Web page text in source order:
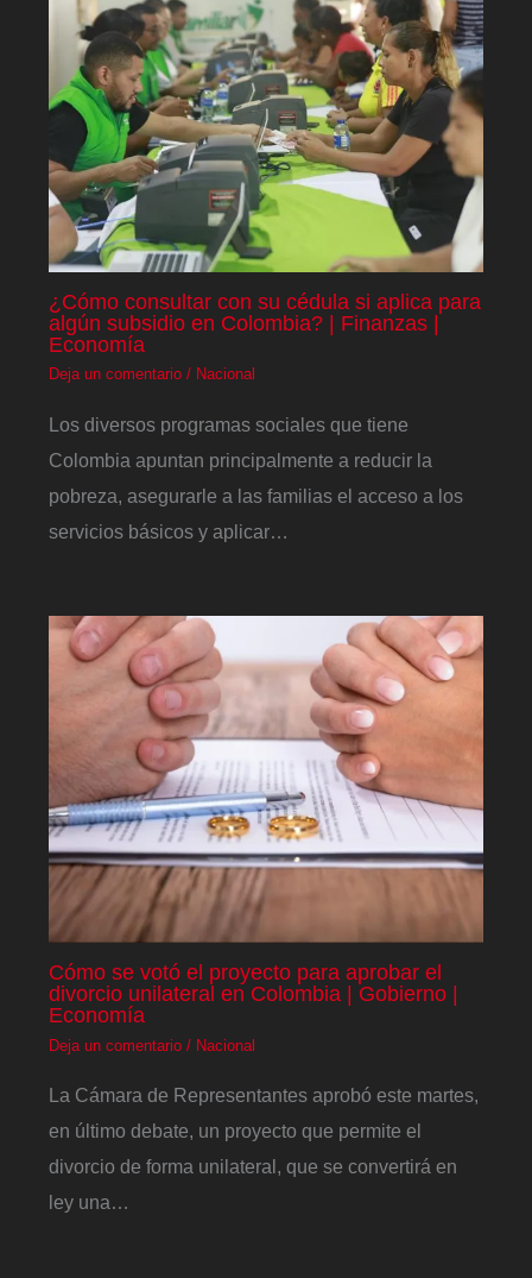
¿Cómo consultar con su cédula si aplica para
algún subsidio en Colombia? | Finanzas |
Economía
Deja un comentario / Nacional
Los diversos programas sociales que tiene
Colombia apuntan principalmente a reducir la
pobreza, asegurarle a las familias el acceso a los
servicios básicos y aplicar…
Cómo se votó el proyecto para aprobar el
divorcio unilateral en Colombia | Gobierno |
Economía
Deja un comentario / Nacional
La Cámara de Representantes aprobó este martes,
en último debate, un proyecto que permite el
divorcio de forma unilateral, que se convertirá en
ley una…